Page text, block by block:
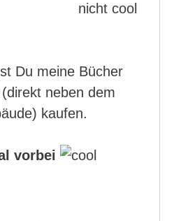
nicht cool
Du meine Bücher
neben dem
kaufen.
vorbei